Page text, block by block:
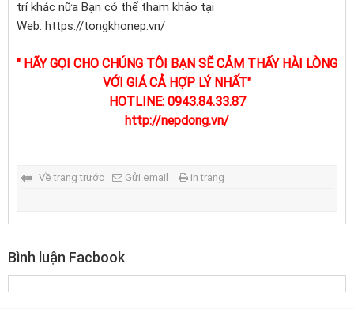
trí khác nữa Bạn có thể tham khảo tại
Web: https://tongkhonep.vn/
" HÃY GỌI CHO CHÚNG TÔI BẠN SẼ CẢM THẤY HÀI LÒNG
VỚI GIÁ CẢ HỢP LÝ NHẤT"
HOTLINE: 0943.84.33.87
http://nepdong.vn/
Về trang trước Gửi email in trang
Bình luận Facbook